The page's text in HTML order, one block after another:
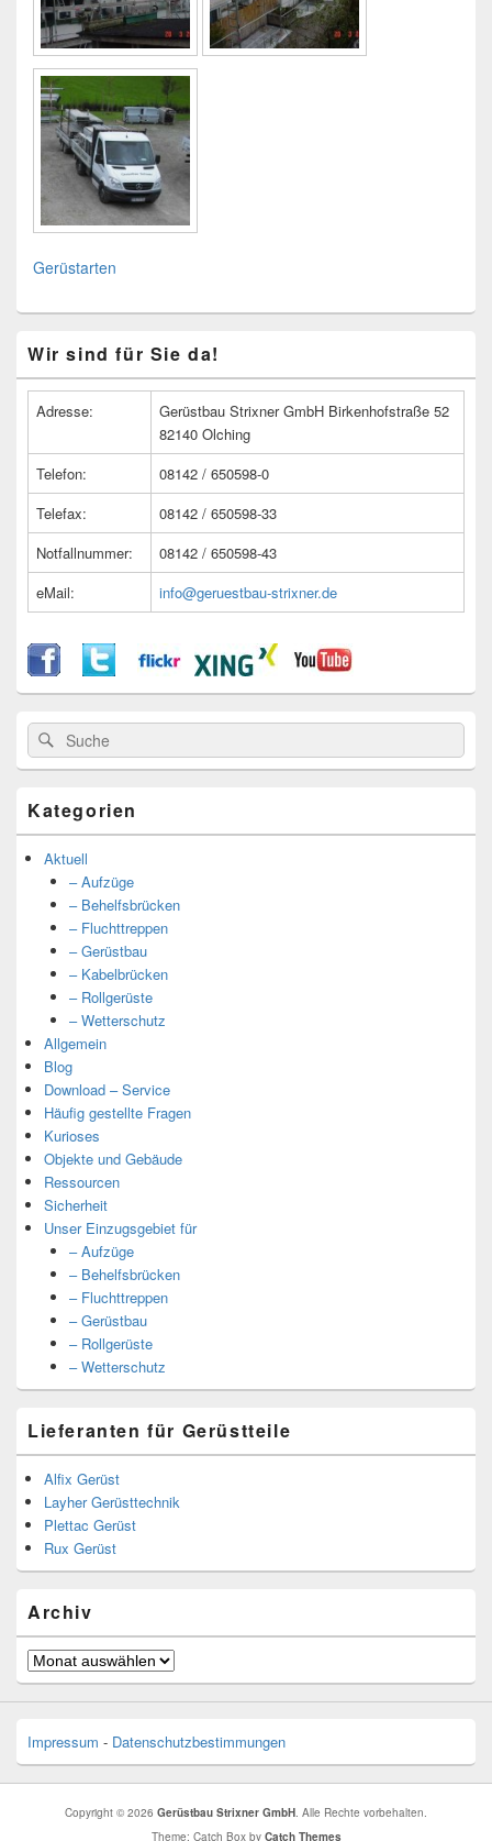
Gerüstarten
Seitenleisten
Widget-
Wir sind für Sie da!
Adresse:
Gerüstbau Strixner GmbH Birkenhofstraße 52
82140 Olching
Telefon:
08142 / 650598-0
Telefax:
08142 / 650598-33
Notfallnummer:
08142 / 650598-43
eMail:
info@geruestbau-strixner.de
Suche
nach:
Suche
Kategorien
Aktuell
– Aufzüge
– Behelfsbrücken
– Fluchttreppen
– Gerüstbau
– Kabelbrücken
– Rollgerüste
– Wetterschutz
Allgemein
Blog
Download – Service
Häufig gestellte Fragen
Kurioses
Objekte und Gebäude
Ressourcen
Sicherheit
Unser Einzugsgebiet für
– Aufzüge
– Behelfsbrücken
– Fluchttreppen
– Gerüstbau
– Rollgerüste
– Wetterschutz
Lieferanten für Gerüstteile
Alfix Gerüst
Layher Gerüsttechnik
Plettac Gerüst
Rux Gerüst
Archiv
Archiv
Impressum - Datenschutzbestimmungen
Copyright © 2026 Gerüstbau Strixner GmbH. Alle Rechte vorbehalten.
Theme: Catch Box by Catch Themes